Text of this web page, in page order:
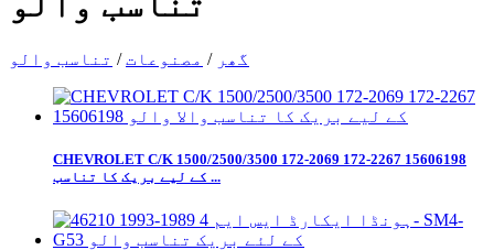
گھر / مصنوعات/ تناسب والو
CHEVROLET C/K 1500/2500/3500 172-2069 172-2267 15606198
کے لیے بریک کا تناسب ...